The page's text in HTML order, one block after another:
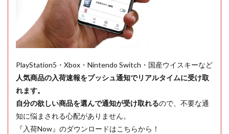
PlayStation5・Xbox・Nintendo Switch・国産ウイスキーなど
人気商品の入荷速報をプッシュ通知でリアルタイムに受け取
れます。
自分の欲しい商品を選んで通知が受け取れるので、不要な通
知に悩まされる心配がありません。
『入荷Now』のダウンロードはこちらから！